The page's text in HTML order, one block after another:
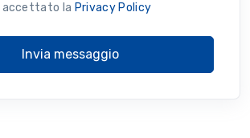
accettato la Privacy Policy
Invia messaggio